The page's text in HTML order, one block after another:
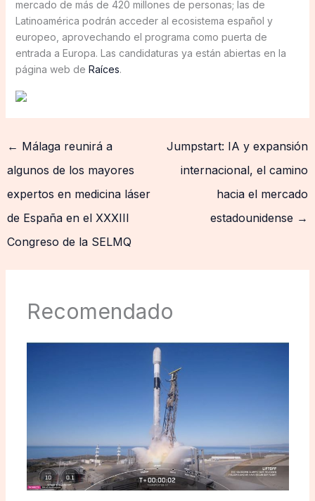
mercado de más de 420 millones de personas; las de
Latinoamérica podrán acceder al ecosistema español y
europeo, aprovechando el programa como puerta de
entrada a Europa. Las candidaturas ya están abiertas en la
página web de Raíces.
← Málaga reunirá a
algunos de los mayores
expertos en medicina láser
de España en el XXXIII
Congreso de la SELMQ
Jumpstart: IA y expansión
internacional, el camino
hacia el mercado
estadounidense →
Recomendado